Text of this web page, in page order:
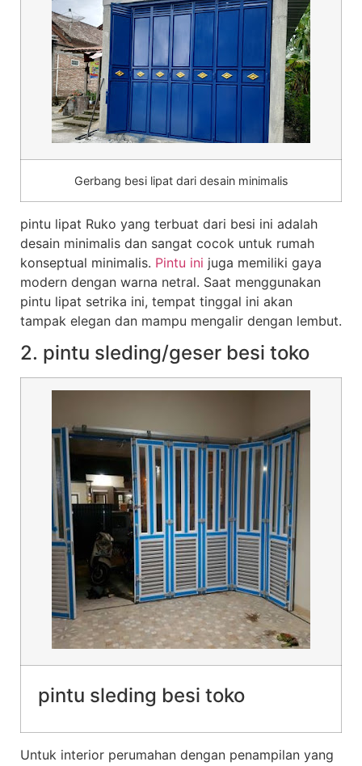
Gerbang besi lipat dari desain minimalis
pintu lipat Ruko yang terbuat dari besi ini adalah
desain minimalis dan sangat cocok untuk rumah
konseptual minimalis. Pintu ini juga memiliki gaya
modern dengan warna netral. Saat menggunakan
pintu lipat setrika ini, tempat tinggal ini akan
tampak elegan dan mampu mengalir dengan lembut.
2. pintu sleding/geser besi toko
pintu sleding besi toko
Untuk interior perumahan dengan penampilan yang